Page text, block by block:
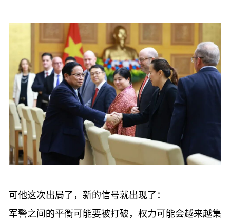
可他这次出局了，新的信号就出现了：
军警之间的平衡可能要被打破，权力可能会越来越集